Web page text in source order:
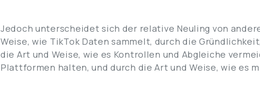
Jedoch unterscheidet sich der relative Neuling von
Weise, wie TikTok Daten sammelt, durch die
die Art und Weise, wie es Kontrollen und Abgleiche
Plattformen halten, und durch die Art und Weise, wie es